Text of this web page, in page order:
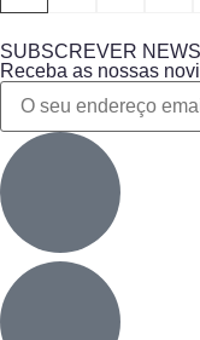
SUBSCREVER
Receba as nossas